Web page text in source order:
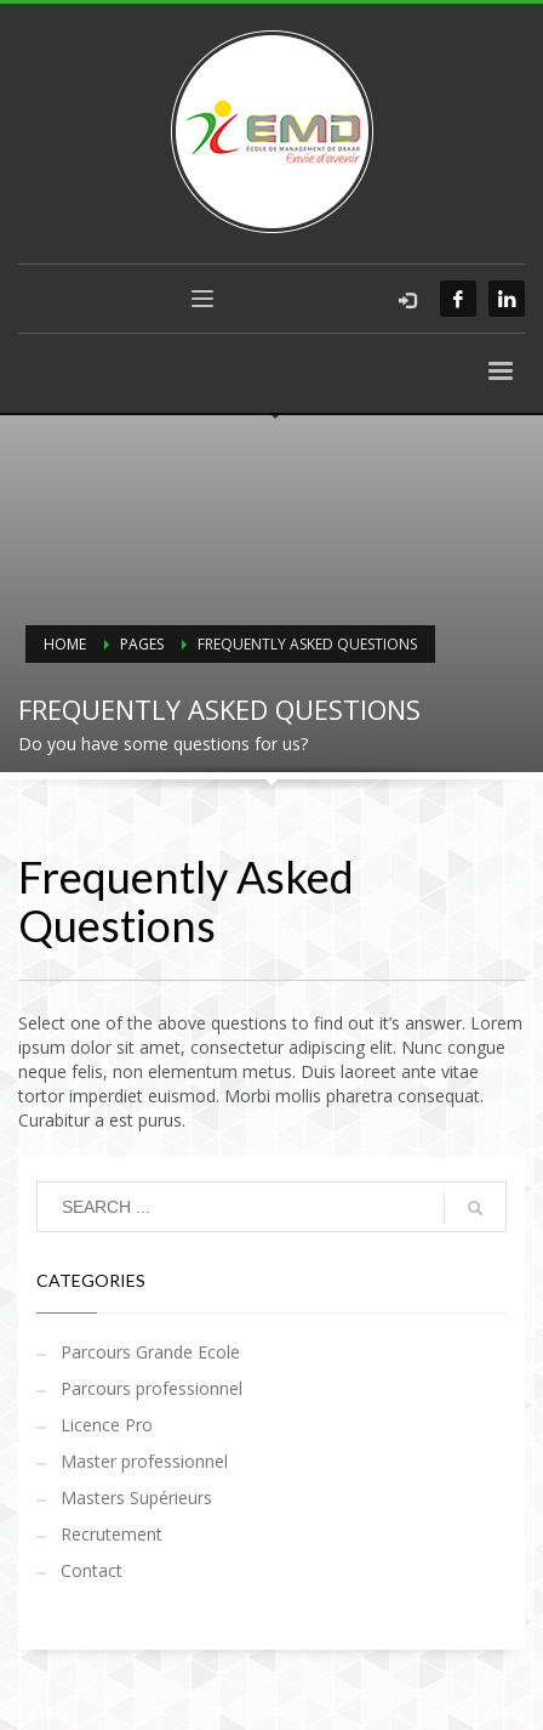
HOME PAGES FREQUENTLY ASKED QUESTIONS
FREQUENTLY ASKED QUESTIONS
Do you have some questions for us?
Frequently Asked
Questions
Select one of the above questions to find out it’s answer. Lorem
ipsum dolor sit amet, consectetur adipiscing elit. Nunc congue
neque felis, non elementum metus. Duis laoreet ante vitae
tortor imperdiet euismod. Morbi mollis pharetra consequat.
Curabitur a est purus.
CATEGORIES
Parcours Grande Ecole
Parcours professionnel
Licence Pro
Master professionnel
Masters Supérieurs
Recrutement
Contact